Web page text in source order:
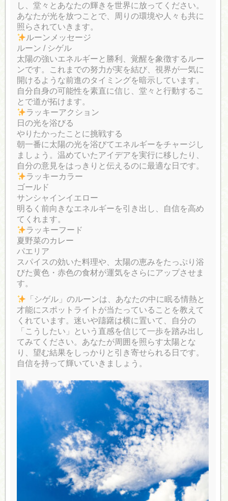
し、堂々とあなたの輝きを世界に放ってください。
あなたが光を放つことで、周りの環境や人々も共に
照らされていきます。
ルーンメッセージ
ルーン / シゲル
太陽の強いエネルギーと勝利、覚醒を象徴するルー
ンです。これまでの努力が実を結び、視界が一気に
開けるような前進のタイミングを暗示しています。
自分自身の可能性を素直に信じ、堂々と行動するこ
とで道が拓けます。
ラッキーアクション
日の光を浴びる
やりたかったことに挑戦する
朝一番に太陽の光を浴びてエネルギーをチャージし
ましょう。温めていたアイデアを実行に移したり、
自分の意見をはっきりと伝えるのに最適な日です。
ラッキーカラー
ゴールド
サンシャインイエロー
明るく前向きなエネルギーを引き出し、自信を高め
てくれます。
ラッキーフード
夏野菜のカレー
パエリア
スパイスの効いた料理や、太陽の恵みをたっぷり浴
びた黄色・赤色の食材が運気をさらにアップさせま
す。
「シゲル」のルーンは、あなたの中に眠る情熱と
才能にスポットライトが当たっていることを教えて
くれています。迷いや躊躇は横に置いて、自分の
「こうしたい」という直感を信じて一歩を踏み出し
てみてください。あなたが周囲を照らす太陽とな
り、望む結果をしっかりと引き寄せられる日です。
自信を持って輝いていきましょう。